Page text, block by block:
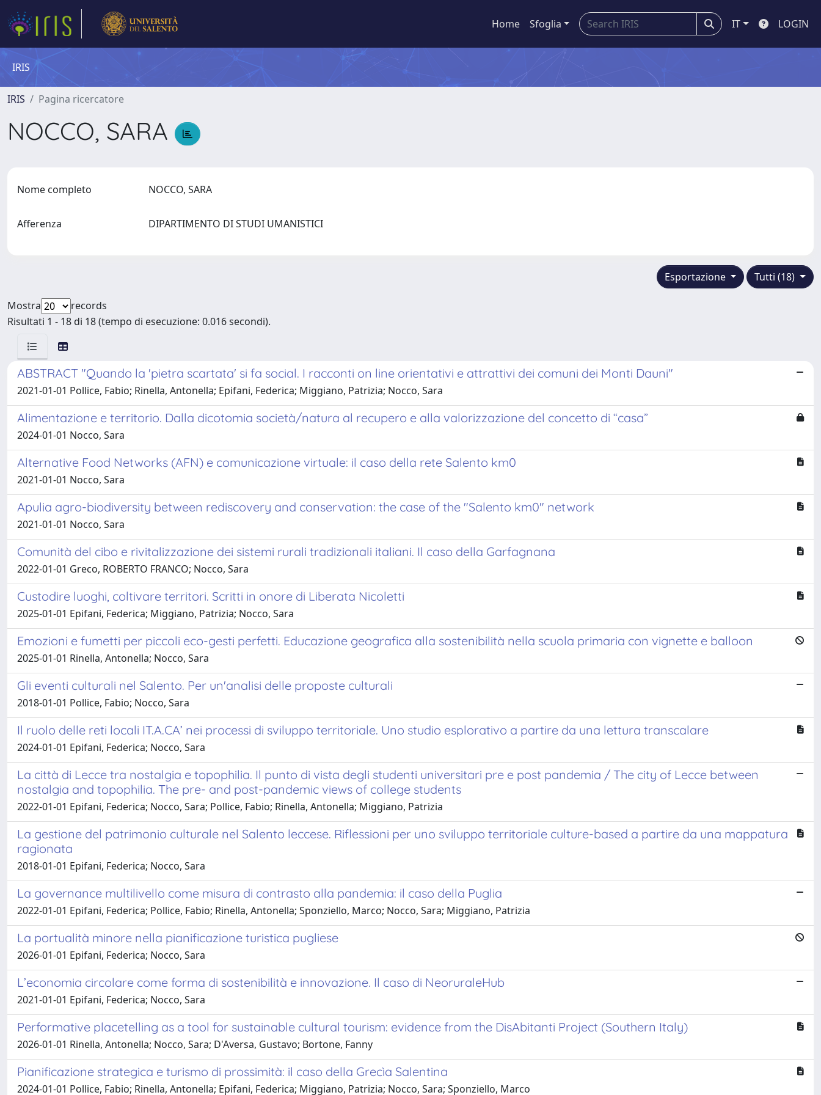
Home Sfoglia IT LOGIN
IRIS
IRIS Pagina ricercatore
NOCCO, SARA
Nome completo NOCCO, SARA
Afferenza DIPARTIMENTO DI STUDI UMANISTICI
Tutti (18)
Esportazione
Mostra
records
Risultati 1 - 18 di 18 (tempo di esecuzione: 0.016 secondi).
ABSTRACT "Quando la 'pietra scartata' si fa social. I racconti on line orientativi e attrattivi dei comuni dei Monti Dauni"
2021-01-01 Pollice, Fabio; Rinella, Antonella; Epifani, Federica; Miggiano, Patrizia; Nocco, Sara
Alimentazione e territorio. Dalla dicotomia società/natura al recupero e alla valorizzazione del concetto di “casa”
2024-01-01 Nocco, Sara
Alternative Food Networks (AFN) e comunicazione virtuale: il caso della rete Salento km0
2021-01-01 Nocco, Sara
Apulia agro-biodiversity between rediscovery and conservation: the case of the "Salento km0" network
2021-01-01 Nocco, Sara
Comunità del cibo e rivitalizzazione dei sistemi rurali tradizionali italiani. Il caso della Garfagnana
2022-01-01 Greco, ROBERTO FRANCO; Nocco, Sara
Custodire luoghi, coltivare territori. Scritti in onore di Liberata Nicoletti
2025-01-01 Epifani, Federica; Miggiano, Patrizia; Nocco, Sara
Emozioni e fumetti per piccoli eco-gesti perfetti. Educazione geografica alla sostenibilità nella scuola primaria con vignette e balloon
2025-01-01 Rinella, Antonella; Nocco, Sara
Gli eventi culturali nel Salento. Per un'analisi delle proposte culturali
2018-01-01 Pollice, Fabio; Nocco, Sara
Il ruolo delle reti locali IT.A.CA’ nei processi di sviluppo territoriale. Uno studio esplorativo a partire da una lettura transcalare
2024-01-01 Epifani, Federica; Nocco, Sara
La città di Lecce tra nostalgia e topophilia. Il punto di vista degli studenti universitari pre e post pandemia / The city of Lecce between
nostalgia and topophilia. The pre- and post-pandemic views of college students
2022-01-01 Epifani, Federica; Nocco, Sara; Pollice, Fabio; Rinella, Antonella; Miggiano, Patrizia
La gestione del patrimonio culturale nel Salento leccese. Riflessioni per uno sviluppo territoriale culture-based a partire da una mappatura
ragionata
2018-01-01 Epifani, Federica; Nocco, Sara
La governance multilivello come misura di contrasto alla pandemia: il caso della Puglia
2022-01-01 Epifani, Federica; Pollice, Fabio; Rinella, Antonella; Sponziello, Marco; Nocco, Sara; Miggiano, Patrizia
La portualità minore nella pianificazione turistica pugliese
2026-01-01 Epifani, Federica; Nocco, Sara
L’economia circolare come forma di sostenibilità e innovazione. Il caso di NeoruraleHub
2021-01-01 Epifani, Federica; Nocco, Sara
Performative placetelling as a tool for sustainable cultural tourism: evidence from the DisAbitanti Project (Southern Italy)
2026-01-01 Rinella, Antonella; Nocco, Sara; D'Aversa, Gustavo; Bortone, Fanny
Pianificazione strategica e turismo di prossimità: il caso della Grecìa Salentina
2024-01-01 Pollice, Fabio; Rinella, Antonella; Epifani, Federica; Miggiano, Patrizia; Nocco, Sara; Sponziello, Marco